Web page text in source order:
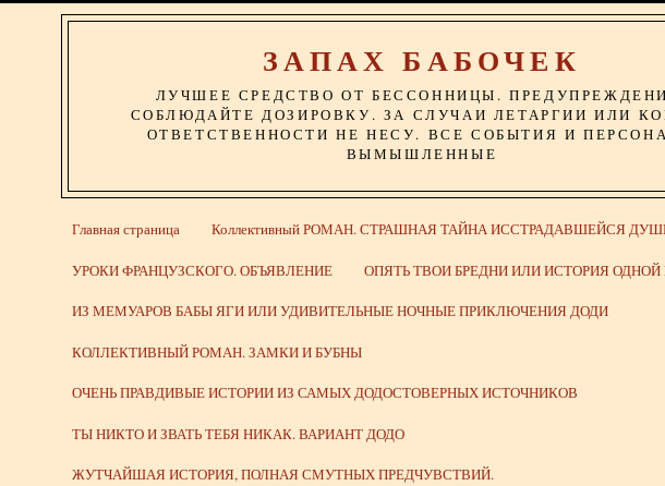
ЗАПАХ БАБОЧЕК
ЛУЧШЕЕ СРЕДСТВО ОТ БЕССОННИЦЫ.
СОБЛЮДАЙТЕ ДОЗИРОВКУ. ЗА СЛУЧАИ ЛЕТАРГИИ ИЛИ
ОТВЕТСТВЕННОСТИ НЕ НЕСУ. ВСЕ СОБЫТИЯ И
ВЫМЫШЛЕННЫЕ
Главная страница Коллективный РОМАН. СТРАШНАЯ ТАЙНА ИССТРАДАВШЕЙСЯ
УРОКИ ФРАНЦУЗСКОГО. ОБЪЯВЛЕНИЕ ОПЯТЬ ТВОИ БРЕДНИ ИЛИ ИСТОРИЯ
ИЗ МЕМУАРОВ БАБЫ ЯГИ ИЛИ УДИВИТЕЛЬНЫЕ НОЧНЫЕ ПРИКЛЮЧЕНИЯ ДОДИ
КОЛЛЕКТИВНЫЙ РОМАН. ЗАМКИ И БУБНЫ
ОЧЕНЬ ПРАВДИВЫЕ ИСТОРИИ ИЗ САМЫХ ДОДОСТОВЕРНЫХ ИСТОЧНИКОВ
ТЫ НИКТО И ЗВАТЬ ТЕБЯ НИКАК. ВАРИАНТ ДОДО
ЖУТЧАЙШАЯ ИСТОРИЯ, ПОЛНАЯ СМУТНЫХ ПРЕДЧУВСТВИЙ.